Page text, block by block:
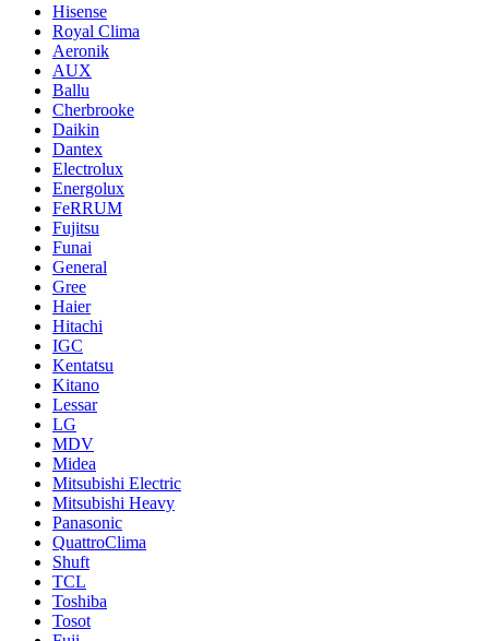
Hisense
Royal Clima
Aeronik
AUX
Ballu
Cherbrooke
Daikin
Dantex
Electrolux
Energolux
FeRRUM
Fujitsu
Funai
General
Gree
Haier
Hitachi
IGC
Kentatsu
Kitano
Lessar
LG
MDV
Midea
Mitsubishi Electric
Mitsubishi Heavy
Panasonic
QuattroClima
Shuft
TCL
Toshiba
Tosot